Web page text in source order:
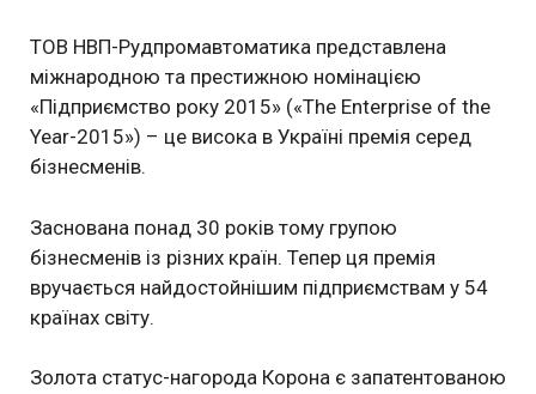
ТОВ НВП-Рудпромавтоматика представлена
міжнародною та престижною номінацією
«Підприємство року 2015» («The Enterprise of the
Year-2015») – це висока в Україні премія серед
бізнесменів.
Заснована понад 30 років тому групою
бізнесменів із різних країн. Тепер ця премія
вручається найдостойнішим підприємствам у 54
країнах світу.
Золота статус-нагорода Корона є запатентованою